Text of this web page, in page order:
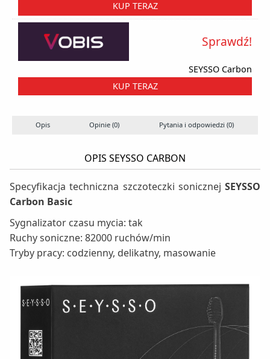
KUP TERAZ
SEYSSO Carbon
Sprawdź!
KUP TERAZ
Opis Opinie (0) Pytania i odpowiedzi (0)
OPIS SEYSSO CARBON
Specyfikacja techniczna szczoteczki sonicznej SEYSSO
Carbon Basic
Sygnalizator czasu mycia: tak
Ruchy soniczne: 82000 ruchów/min
Tryby pracy: codzienny, delikatny, masowanie